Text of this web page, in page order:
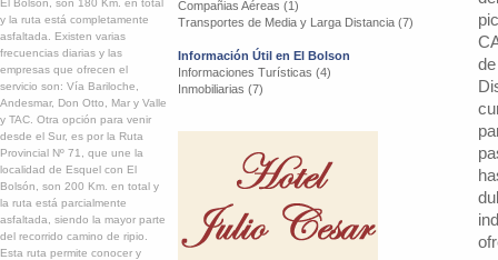
El Bolsón, son 180 Km. en total
y la ruta está completamente
asfaltada. Existen varias
frecuencias diarias y las
empresas que ofrecen el
servicio son: Vía Bariloche,
Andesmar, Don Otto, Mar y Valle
y TAC. Otra opción para venir
desde el Sur, es por la Ruta
Provincial Nº 71, que une la
localidad de Esquel con El
Bolsón, son 200 Km. en total y
la ruta está parcialmente
asfaltada, siendo la mayor parte
del recorrido camino de ripio.
Esta ruta permite conocer y
Compañias Aéreas (1)
Transportes de Media y Larga Distancia (7)
Información Útil en El Bolson
Informaciones Turísticas (4)
Inmobiliarias (7)